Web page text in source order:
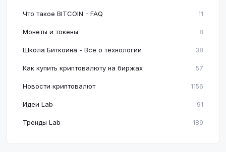
Что такое BITCOIN - FAQ 11
Монеты и токены 8
Школа Биткоина - Все о технологии 38
Как купить криптовалюту на биржах 57
Новости криптовалют 1156
Идеи Lab 91
Тренды Lab 189